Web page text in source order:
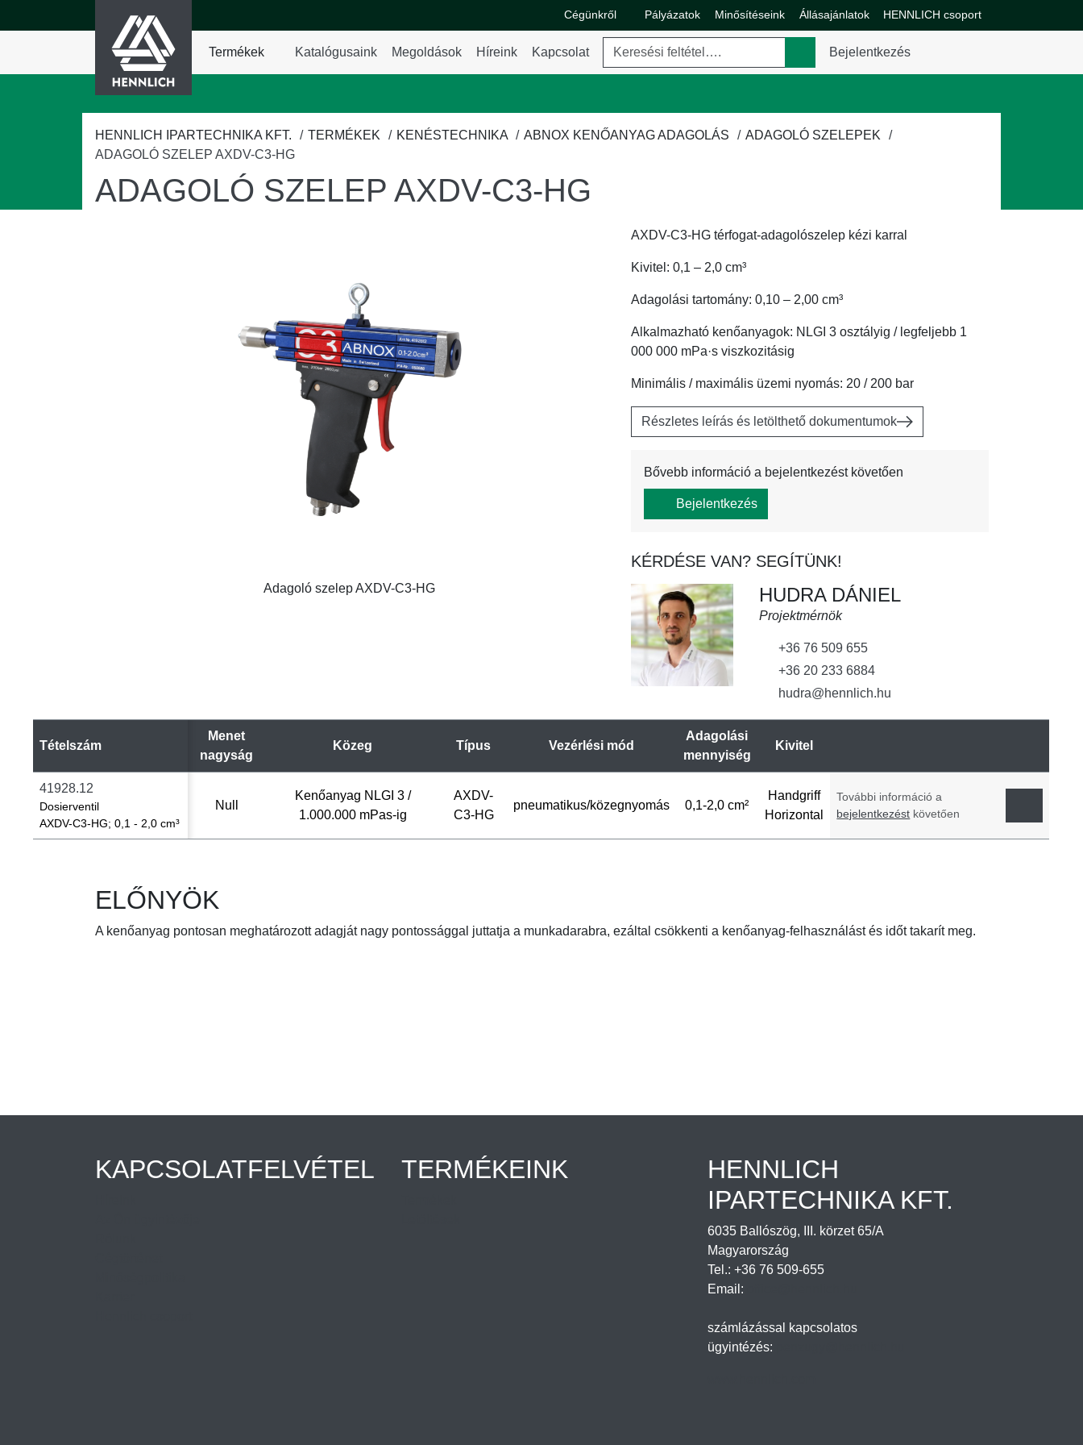
Cégünkről
A Cégünkről legördülő menü váltása
Pályázatok Minősítéseink Állásajánlatok HENNLICH csoport
Termékek
A Termékek legördülő menü váltása
Katalógusaink Megoldások Híreink Kapcsolat Keresés Bejelentkezés
HENNLICH IPARTECHNIKA KFT. TERMÉKEK KENÉSTECHNIKA ABNOX KENŐANYAG ADAGOLÁS
ADAGOLÓ SZELEPEK
ADAGOLÓ SZELEP AXDV-C3-HG
ADAGOLÓ SZELEP AXDV-C3-HG
Adagoló szelep AXDV-C3-HG
AXDV-C3-HG térfogat-adagolószelep kézi karral
Kivitel: 0,1 – 2,0 cm³
Adagolási tartomány: 0,10 – 2,00 cm³
Alkalmazható kenőanyagok: NLGI 3 osztályig / legfeljebb 1
000 000 mPa·s viszkozitásig
Minimális / maximális üzemi nyomás: 20 / 200 bar
Részletes leírás és letölthető dokumentumok
Bővebb információ a bejelentkezést követően
Bejelentkezés
KÉRDÉSE VAN? SEGÍTÜNK!
HUDRA DÁNIEL
Projektmérnök
+36 76 509 655
+36 20 233 6884
hudra@hennlich.hu
Tételszám
Menet
nagyság
Közeg Típus Vezérlési mód
Adagolási
mennyiség
Kivitel
41928.12
Dosierventil
AXDV-C3-HG; 0,1 - 2,0 cm³
Null
Kenőanyag NLGI 3 /
1.000.000 mPas-ig
AXDV-
C3-HG
pneumatikus/közegnyomás 0,1-2,0 cm²
Handgriff
Horizontal
További információ a
bejelentkezést követően
ELŐNYÖK
A kenőanyag pontosan meghatározott adagját nagy pontossággal juttatja a munkadarabra, ezáltal csökkenti a kenőanyag-felhasználást és időt takarít meg.
KAPCSOLATFELVÉTEL TERMÉKEINK
HENNLICH
IPARTECHNIKA KFT.
6035 Ballószög, III. körzet 65/A
Magyarország
Tel.: +36 76 509-655
Email:
számlázással kapcsolatos
ügyintézés: